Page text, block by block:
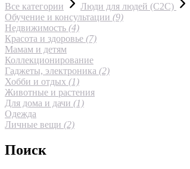
Все категории Люди для людей (С2С)
Обучение и консультации (9)
Недвижимость (4)
Красота и здоровье (7)
Мамам и детям
Коллекционирование
Гаджеты, электроника (2)
Хобби и отдых (1)
Животные и растения
Для дома и дачи (1)
Одежда
Личные вещи (2)
Поиск